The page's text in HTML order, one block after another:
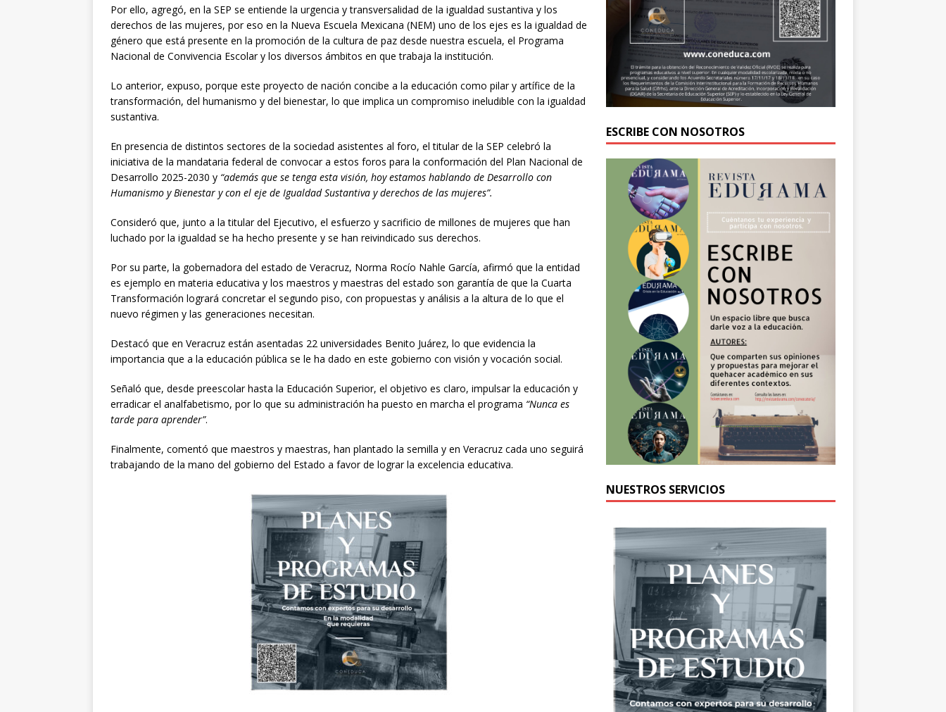
Por ello, agregó, en la SEP se entiende la urgencia y transversalidad de la igualdad sustantiva y los
derechos de las mujeres, por eso en la Nueva Escuela Mexicana (NEM) uno de los ejes es la igualdad de
género que está presente en la promoción de la cultura de paz desde nuestra escuela, el Programa
Nacional de Convivencia Escolar y los diversos ámbitos en que trabaja la institución.
Lo anterior, expuso, porque este proyecto de nación concibe a la educación como pilar y artífice de la
transformación, del humanismo y del bienestar, lo que implica un compromiso ineludible con la igualdad
sustantiva.
En presencia de distintos sectores de la sociedad asistentes al foro, el titular de la SEP celebró la
iniciativa de la mandataria federal de convocar a estos foros para la conformación del Plan Nacional de
Desarrollo 2025-2030 y “además que se tenga esta visión, hoy estamos hablando de Desarrollo con
Humanismo y Bienestar y con el eje de Igualdad Sustantiva y derechos de las mujeres”.
Consideró que, junto a la titular del Ejecutivo, el esfuerzo y sacrificio de millones de mujeres que han
luchado por la igualdad se ha hecho presente y se han reivindicado sus derechos.
Por su parte, la gobernadora del estado de Veracruz, Norma Rocío Nahle García, afirmó que la entidad
es ejemplo en materia educativa y los maestros y maestras del estado son garantía de que la Cuarta
Transformación logrará concretar el segundo piso, con propuestas y análisis a la altura de lo que el
nuevo régimen y las generaciones necesitan.
Destacó que en Veracruz están asentadas 22 universidades Benito Juárez, lo que evidencia la
importancia que a la educación pública se le ha dado en este gobierno con visión y vocación social.
Señaló que, desde preescolar hasta la Educación Superior, el objetivo es claro, impulsar la educación y
erradicar el analfabetismo, por lo que su administración ha puesto en marcha el programa “Nunca es
tarde para aprender”.
Finalmente, comentó que maestros y maestras, han plantado la semilla y en Veracruz cada uno seguirá
trabajando de la mano del gobierno del Estado a favor de lograr la excelencia educativa.
ESCRIBE CON NOSOTROS
NUESTROS SERVICIOS